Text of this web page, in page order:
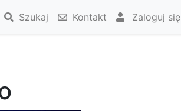
Szukaj Kontakt Zaloguj się